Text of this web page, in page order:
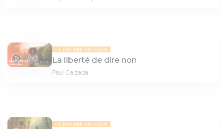
07:28
LA PENSÉE DU JOUR
La liberté de dire non
Paul Calzada
LA PENSÉE DU JOUR